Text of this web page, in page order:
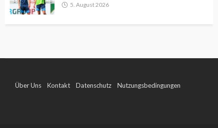
5. August 2026
Über Uns Kontakt Datenschutz Nutzungsbedingungen